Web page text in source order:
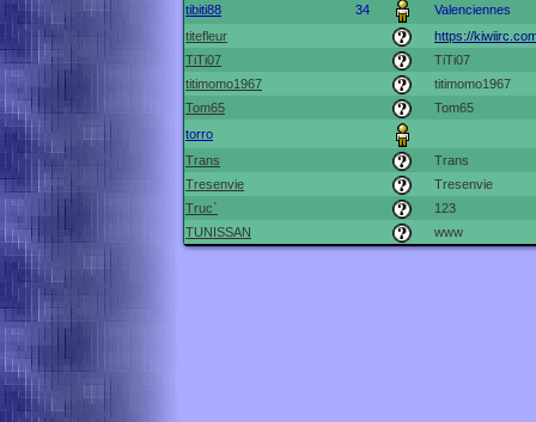
tibiti88
34
Valenciennes
titefleur
https://
TiTi07
TiTi07
titimomo1967
titimomo1967
Tom65
Tom65
torro
Trans
Trans
Tresenvie
Tresenvie
Truc`
123
TUNISSAN
www